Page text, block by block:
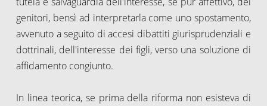
genitori, bensì ad interpretarla come uno spostamento,
avvenuto a seguito di accesi dibattiti giurisprudenziali e
dottrinali, dell'interesse dei figli, verso una soluzione di
affidamento congiunto.
In linea teorica, se prima della riforma non esisteva di